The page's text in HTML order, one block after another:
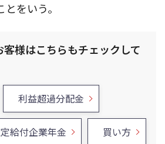
をいう。
様はこちらもチェックして
利益超過分配金
給付企業年金 買い方